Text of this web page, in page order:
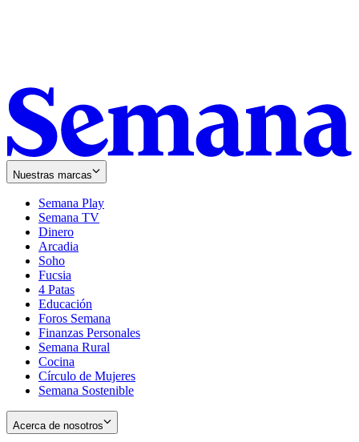
Nuestras marcas
Semana Play
Semana TV
Dinero
Arcadia
Soho
in
new
window
Fucsia
in
new
window
4 Patas
Educación
Foros Semana
Finanzas Personales
Semana Rural
Cocina
Círculo de Mujeres
Semana Sostenible
Acerca de nosotros